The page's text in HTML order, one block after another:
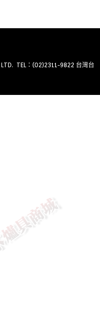
LTD. TEL：(02)2311-9822 台灣台